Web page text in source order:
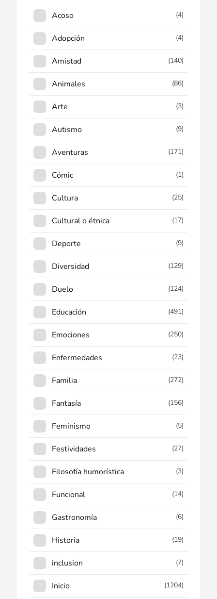
Acoso (4)
Adopción (4)
Amistad (140)
Animales (86)
Arte (3)
Autismo (9)
Aventuras (171)
Cómic (1)
Cultura (25)
Cultural o étnica (17)
Deporte (9)
Diversidad (129)
Duelo (124)
Educación (491)
Emociones (250)
Enfermedades (23)
Familia (272)
Fantasía (156)
Feminismo (5)
Festividades (27)
Filosofía humorística (3)
Funcional (14)
Gastronomía (6)
Historia (19)
inclusion (7)
Inicio (1204)